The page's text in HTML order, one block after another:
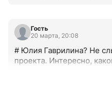
Гость
20 марта, 20:08
# Юлия Гаврилина? Не
проекта. Интересно,